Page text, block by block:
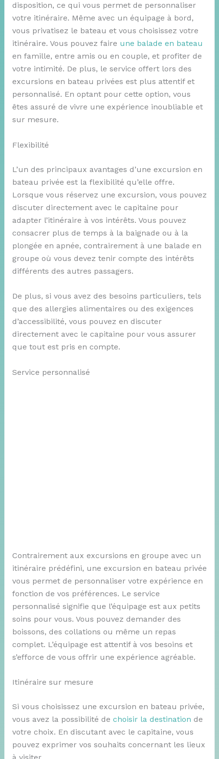
disposition, ce qui vous permet de personnaliser
votre itinéraire. Même avec un équipage à bord,
vous privatisez le bateau et vous choisissez votre
itinéraire. Vous pouvez faire une balade en bateau
en famille, entre amis ou en couple, et profiter de
votre intimité. De plus, le service offert lors des
excursions en bateau privées est plus attentif et
personnalisé. En optant pour cette option, vous
êtes assuré de vivre une expérience inoubliable et
sur mesure.
Flexibilité
L’un des principaux avantages d’une excursion en
bateau privée est la flexibilité qu’elle offre.
Lorsque vous réservez une excursion, vous pouvez
discuter directement avec le capitaine pour
adapter l’itinéraire à vos intérêts. Vous pouvez
consacrer plus de temps à la baignade ou à la
plongée en apnée, contrairement à une balade en
groupe où vous devez tenir compte des intérêts
différents des autres passagers.
De plus, si vous avez des besoins particuliers, tels
que des allergies alimentaires ou des exigences
d’accessibilité, vous pouvez en discuter
directement avec le capitaine pour vous assurer
que tout est pris en compte.
Service personnalisé
Contrairement aux excursions en groupe avec un
itinéraire prédéfini, une excursion en bateau privée
vous permet de personnaliser votre expérience en
fonction de vos préférences. Le service
personnalisé signifie que l’équipage est aux petits
soins pour vous. Vous pouvez demander des
boissons, des collations ou même un repas
complet. L’équipage est attentif à vos besoins et
s’efforce de vous offrir une expérience agréable.
Itinéraire sur mesure
Si vous choisissez une excursion en bateau privée,
vous avez la possibilité de choisir la destination de
votre choix. En discutant avec le capitaine, vous
pouvez exprimer vos souhaits concernant les lieux